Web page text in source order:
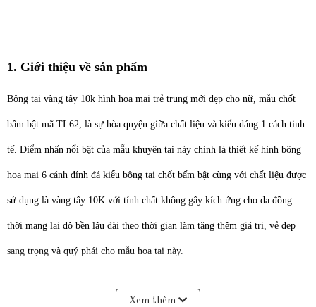
1. Giới thiệu về sản phẩm
Bông tai vàng tây 10k hình hoa mai trẻ trung mới đẹp cho nữ, mẫu chốt
bấm bật mã TL62, là sự hòa quyện giữa chất liệu và kiểu dáng 1 cách tinh
tế. Điểm nhấn nổi bật của mẫu khuyên tai này chính là thiết kế hình bông
hoa mai 6 cánh đính đá kiểu bông tai chốt bấm bật cùng với chất liệu được
sử dụng là vàng tây 10K với tính chất không gây kích ứng cho da đồng
thời mang lại độ bền lâu dài theo thời gian làm tăng thêm giá trị, vẻ đẹp
sang trọng và quý phái cho mẫu hoa tai này.
Bông tai vàng tây 10k hình hoa mai trẻ trung mới đẹp cho nữ, mẫu chốt
Xem thêm